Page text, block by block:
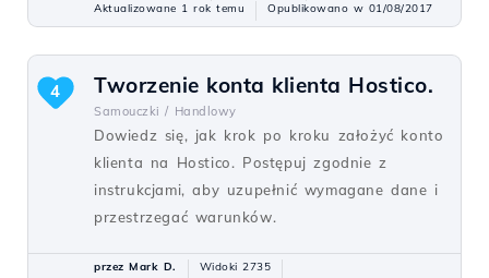
Aktualizowane 1 rok temu
Opublikowano w 01/08/2017
Tworzenie konta klienta Hostico.
Samouczki / Handlowy
Dowiedz się, jak krok po kroku założyć konto
klienta na Hostico. Postępuj zgodnie z
instrukcjami, aby uzupełnić wymagane dane i
przestrzegać warunków.
4
przez Mark D.
Widoki 2735